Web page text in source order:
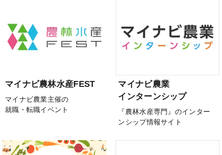
マイナビ農林水産FEST
マイナビ農業主催の
就職・転職イベント
マイナビ農業
インターンシップ
『農林水産専門』のインター
ンシップ情報サイト